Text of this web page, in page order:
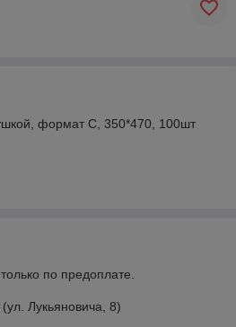
формат C, 350*470, 100шт
по предоплате.
Лукьяновича, 8)